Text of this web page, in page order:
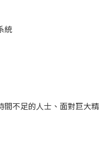
統
間不足的人士、面對巨大精